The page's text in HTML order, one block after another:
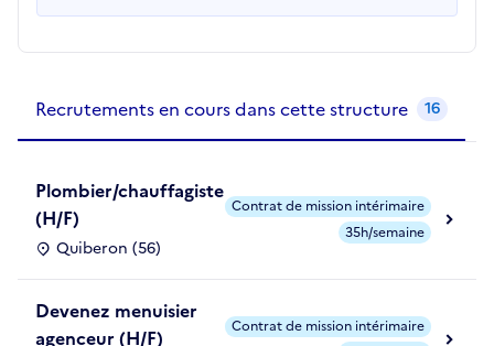
Recrutements en cours dans cette structure 16
Plombier/chauffagiste
(H/F)
Quiberon (56)
Contrat de mission intérimaire
35h/semaine
Devenez menuisier
agenceur (H/F)
Contrat de mission intérimaire